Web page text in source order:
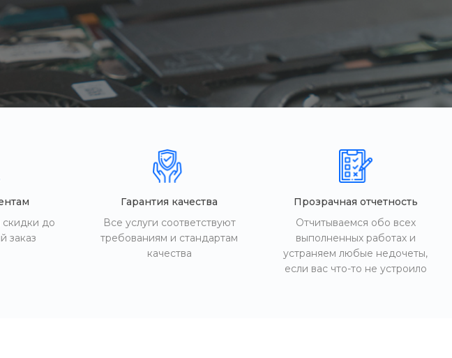
до
заказ
Гарантия качества
Все услуги соответствуют
требованиям и стандартам
качества
Прозрачная отчетность
Отчитываемся обо всех
выполненных работах и
устраняем любые недочеты,
если вас что-то не устроило